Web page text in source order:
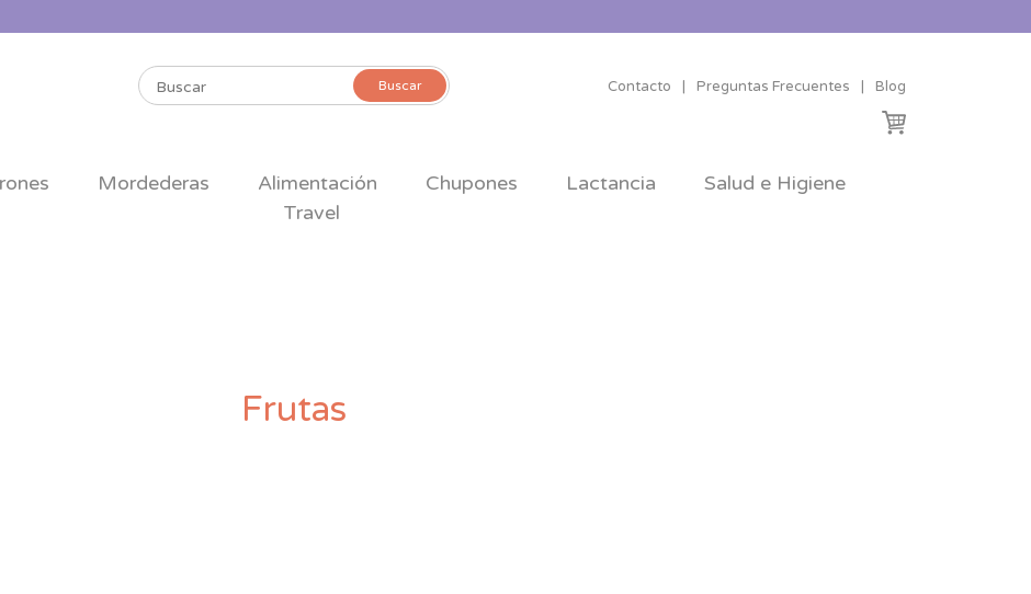
Buscar
Buscar Contacto Preguntas Frecuentes Blog
Mordederas Alimentación Chupones Lactancia
Salud e Higiene
Travel
Frutas